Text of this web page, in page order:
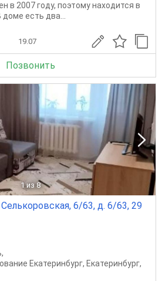
в 2007 году, поэтому находится в
есть два...
19.07
Позвонить
1 из 8
6/63, д. 6/63, 29
,
Екатеринбург, Екатеринбург,